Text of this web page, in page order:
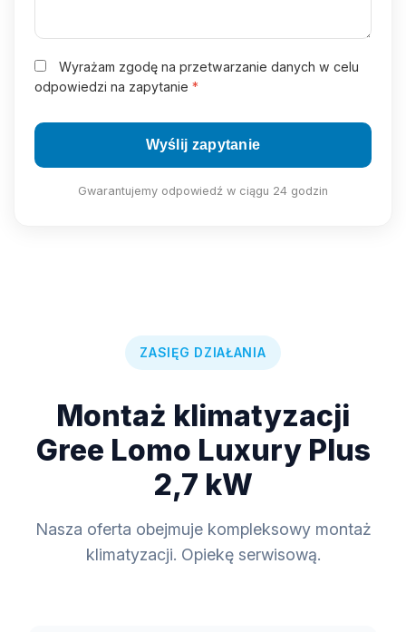
Wyrażam zgodę na przetwarzanie danych w celu
odpowiedzi na zapytanie *
Wyślij zapytanie
Gwarantujemy odpowiedź w ciągu 24 godzin
ZASIĘG DZIAŁANIA
Montaż klimatyzacji
Gree Lomo Luxury Plus
2,7 kW
Nasza oferta obejmuje kompleksowy montaż
klimatyzacji. Opiekę serwisową.